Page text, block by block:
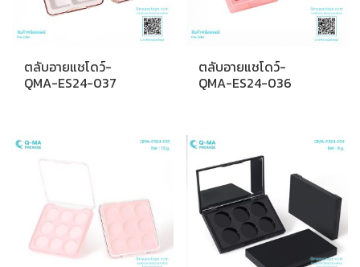
ตลับอายแชโดว์-
QMA-ES24-037
ตลับอายแชโดว์-
QMA-ES24-036